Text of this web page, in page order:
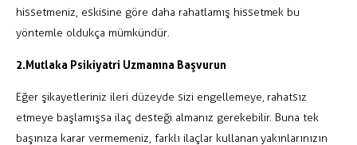
hissetmeniz, eskisine göre daha rahatlamış hissetmek bu
yöntemle oldukça mümkündür.
2.Mutlaka Psikiyatri Uzmanına Başvurun
Eğer şikayetleriniz ileri düzeyde sizi engellemeye, rahatsız
etmeye başlamışsa ilaç desteği almanız gerekebilir. Buna tek
başınıza karar vermemeniz, farklı ilaçlar kullanan yakınlarınızın